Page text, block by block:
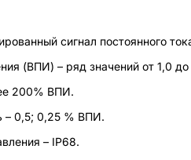
сигнал постоянного
(ВПИ) – ряд значений от 1,0
200% ВПИ.
– 0,5; 0,25 % ВПИ.
– IP68.